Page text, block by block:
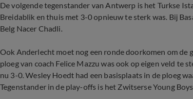
De volgende tegenstander van Antwerp is het Turkse
Breidablik en thuis met 3-0 opnieuw te sterk was. Bij
Belg Nacer Chadli.
Ook Anderlecht moet nog een ronde doorkomen om de
ploeg van coach Felice Mazzu was ook op eigen veld te
nu 3-0. Wesley Hoedt had een basisplaats in de ploeg
Tegenstander in de play-offs is het Zwitserse Young